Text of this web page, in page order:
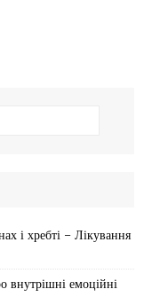
і хребті – Лікування
внутрішні емоційні